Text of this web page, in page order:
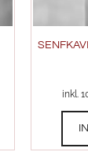
inkl.